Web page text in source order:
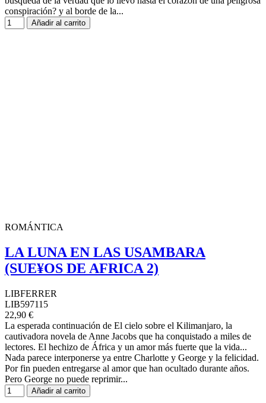
conspiración? y al borde de la...
Añadir al carrito
ROMÁNTICA
LA LUNA EN LAS USAMBARA
(SUE¥OS DE AFRICA 2)
LIBFERRER
LIB597115
22,90 €
La esperada continuación de El cielo sobre el Kilimanjaro, la
cautivadora novela de Anne Jacobs que ha conquistado a miles de
lectores. El hechizo de África y un amor más fuerte que la vida...
Nada parece interponerse ya entre Charlotte y George y la felicidad.
Por fin pueden entregarse al amor que han ocultado durante años.
Pero George no puede reprimir...
Añadir al carrito